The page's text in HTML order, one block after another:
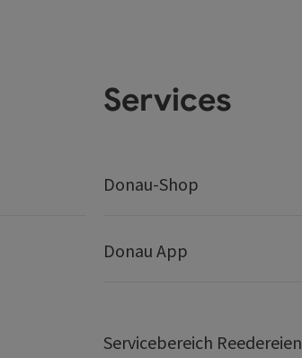
Services
Donau-Shop
Donau App
Servicebereich Reedereien